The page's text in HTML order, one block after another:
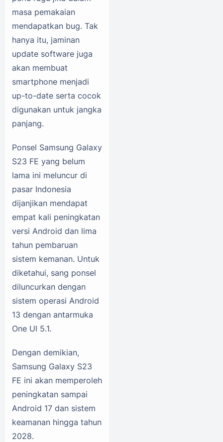
masa pemakaian
mendapatkan bug. Tak
hanya itu, jaminan
update software juga
akan membuat
smartphone menjadi
up-to-date serta cocok
digunakan untuk jangka
panjang.
Ponsel Samsung Galaxy
S23 FE yang belum
lama ini meluncur di
pasar Indonesia
dijanjikan mendapat
empat kali peningkatan
versi Android dan lima
tahun pembaruan
sistem kemanan. Untuk
diketahui, sang ponsel
diluncurkan dengan
sistem operasi Android
13 dengan antarmuka
One UI 5.1.
Dengan demikian,
Samsung Galaxy S23
FE ini akan memperoleh
peningkatan sampai
Android 17 dan sistem
keamanan hingga tahun
2028.